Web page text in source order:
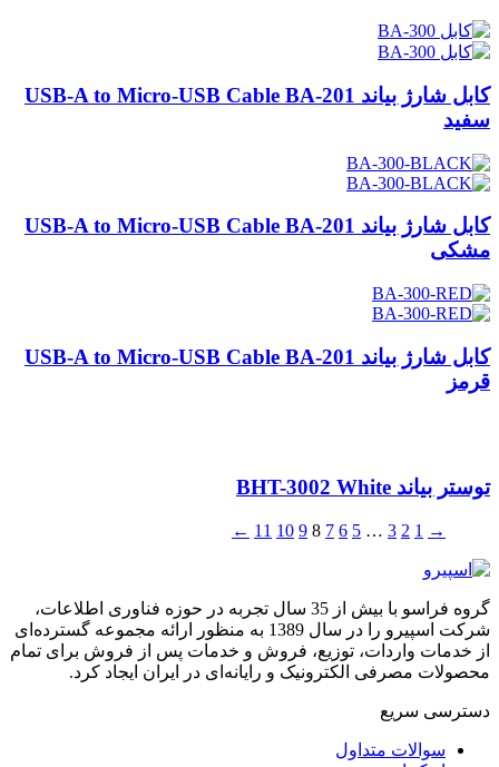
کابل شارژ بیاند USB-A to Micro-USB Cable BA-201
سفید
کابل شارژ بیاند USB-A to Micro-USB Cable BA-201
مشکی
کابل شارژ بیاند USB-A to Micro-USB Cable BA-201
قرمز
توستر بیاند BHT-3002 White
→
1
2
3
…
5
6
7
8
9
10
11
←
گروه فراسو با بیش از 35 سال تجربه در حوزه فناوری اطلاعات،
شرکت اسپیرو را در سال 1389 به منظور ارائه مجموعه گسترده‌ای
از خدمات واردات، توزیع، فروش و خدمات پس از فروش برای تمام
محصولات مصرفی الکترونیک و رایانه‌ای در ایران ایجاد کرد.
دسترسی‌ سریع
سوالات متداول